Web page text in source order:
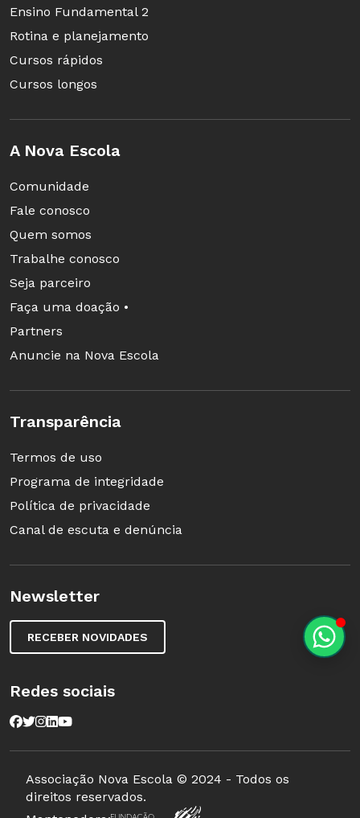
Ensino Fundamental 2
Rotina e planejamento
Cursos rápidos
Cursos longos
A Nova Escola
Comunidade
Fale conosco
Quem somos
Trabalhe conosco
Seja parceiro
Faça uma doação •
Partners
Anuncie na Nova Escola
Transparência
Termos de uso
Programa de integridade
Política de privacidade
Canal de escuta e denúncia
Newsletter
RECEBER NOVIDADES
Redes sociais
Associação Nova Escola © 2024 - Todos os
direitos reservados.